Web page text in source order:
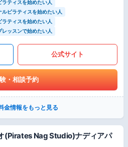
ラティスを始めたい人
ルピラティスを始めたい人
ラティスを始めたい人
レッスンで始めたい人
公式サイト
・相談予約
金情報をもっと見る
(Pirates Nag Studio)ナディアパ